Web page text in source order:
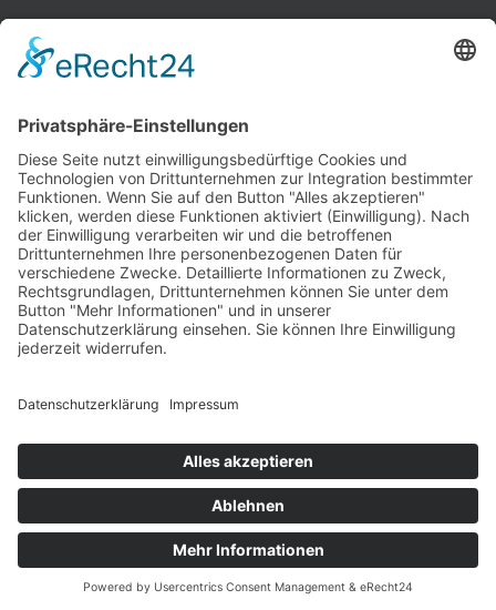
INFORMATIONEN
Fehlerliste
Impressum
Datenschutzerklärung
AGB
© Copyright2026 | Powered byInternetagentur Nürnberg| All Rights
Reserved